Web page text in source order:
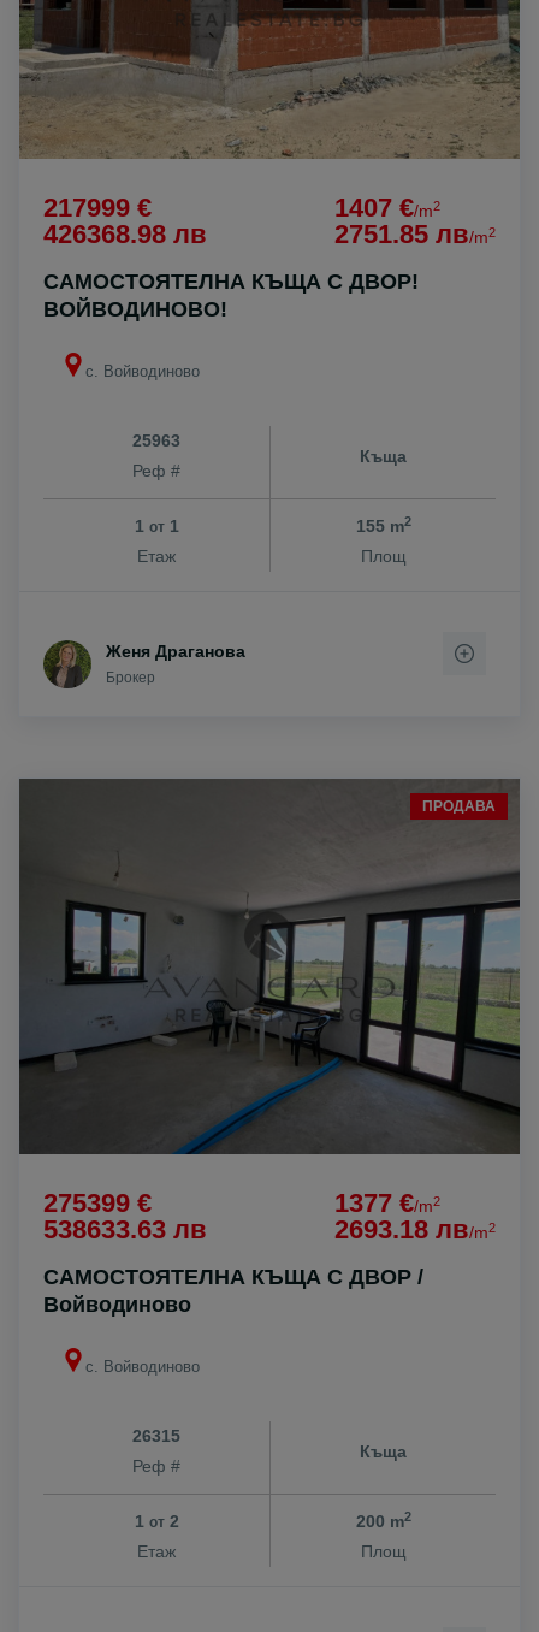
217999 €
426368.98 лв
1407 €/m2
2751.85 лв/m2
САМОСТОЯТЕЛНА КЪЩА С ДВОР!
ВОЙВОДИНОВО!
с. Войводиново
25963
Реф #
Къща
1 от1
Етаж
155 m2
Площ
Женя Драганова
Брокер
ПРОДАВА
275399 €
538633.63 лв
1377 €/m2
2693.18 лв/m2
САМОСТОЯТЕЛНА КЪЩА С ДВОР /
Войводиново
с. Войводиново
26315
Реф #
Къща
1 от2
Етаж
200 m2
Площ